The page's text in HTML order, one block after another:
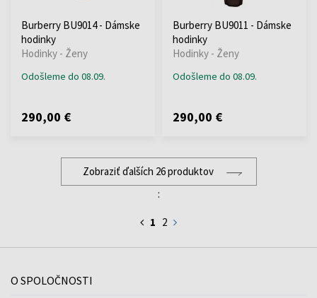
Burberry BU9014 - Dámske
hodinky
Hodinky - Ženy
Odošleme do 08.09.
290,00 €
Burberry BU9011 - Dámske
hodinky
Hodinky - Ženy
Odošleme do 08.09.
290,00 €
Zobraziť ďalších 26 produktov
:
1 2
O SPOLOČNOSTI